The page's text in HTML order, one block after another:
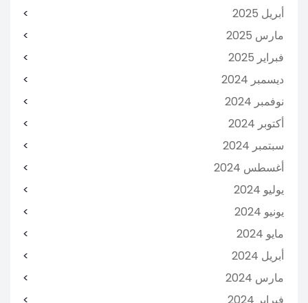
أبريل 2025
مارس 2025
فبراير 2025
ديسمبر 2024
نوفمبر 2024
أكتوبر 2024
سبتمبر 2024
أغسطس 2024
يوليو 2024
يونيو 2024
مايو 2024
أبريل 2024
مارس 2024
فبراير 2024